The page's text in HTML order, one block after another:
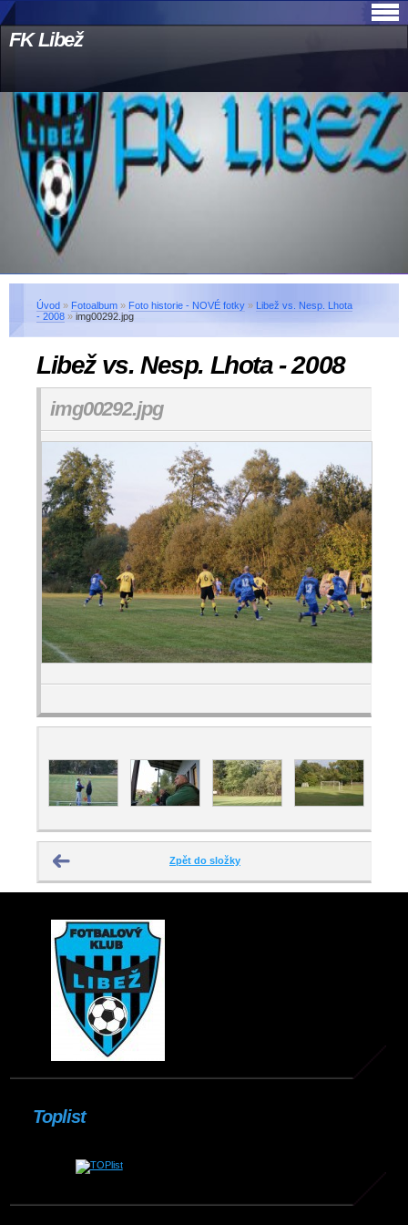
FK Libež
Úvod » Fotoalbum » Foto historie - NOVÉ fotky » Libež vs. Nesp. Lhota
- 2008 » img00292.jpg
Libež vs. Nesp. Lhota - 2008
img00292.jpg
Zpět do složky
Toplist